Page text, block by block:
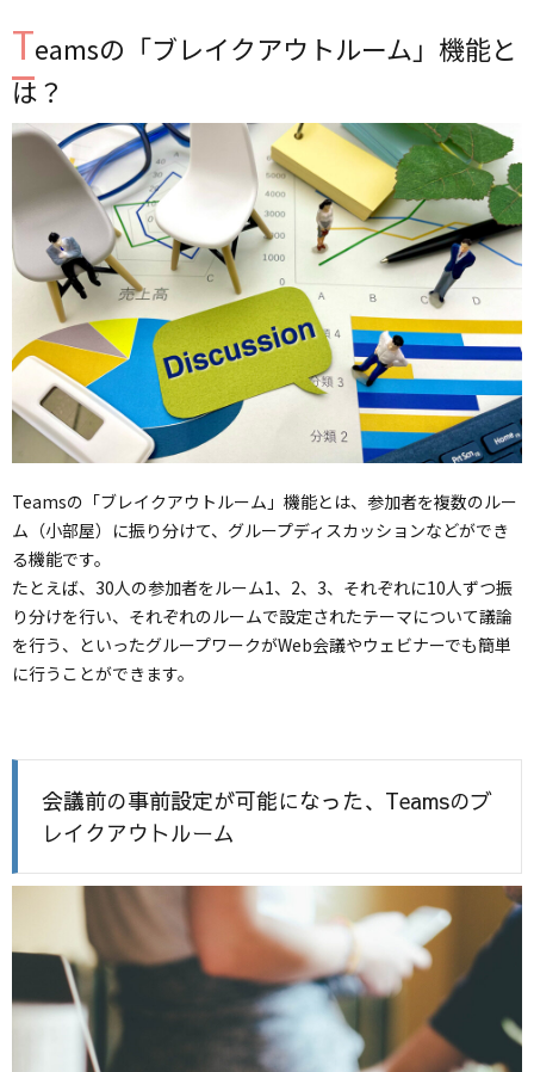
Teamsの「ブレイクアウトルーム」機能と
は？
Teamsの「ブレイクアウトルーム」機能とは、参加者を複数のルー
ム（小部屋）に振り分けて、グループディスカッションなどができ
る機能です。
たとえば、30人の参加者をルーム1、2、3、それぞれに10人ずつ振
り分けを行い、それぞれのルームで設定されたテーマについて議論
を行う、といったグループワークがWeb会議やウェビナーでも簡単
に行うことができます。
会議前の事前設定が可能になった、Teamsのブ
レイクアウトルーム